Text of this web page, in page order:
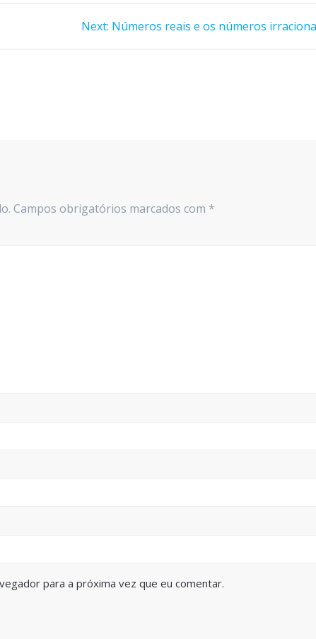
Next: Next
Números reais e os números
Campos obrigatórios marcados com *
para a próxima vez que eu comentar.